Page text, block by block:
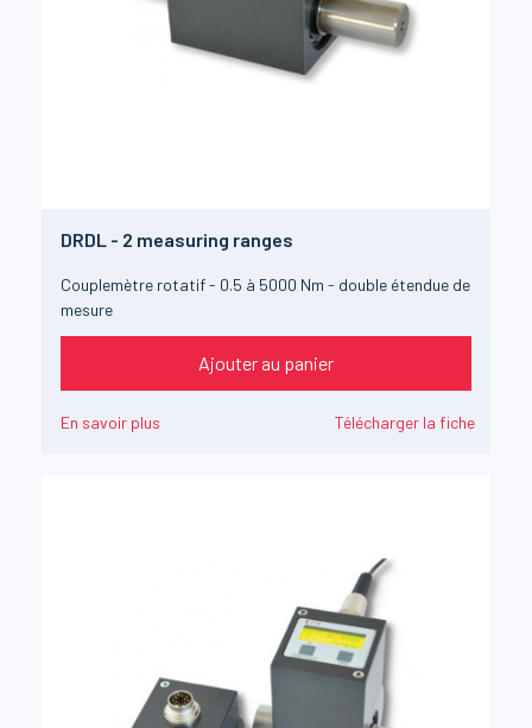
DRDL - 2 measuring ranges
Couplemètre rotatif - 0.5 à 5000 Nm - double étendue de
mesure
Ajouter au panier
En savoir plus Télécharger la fiche